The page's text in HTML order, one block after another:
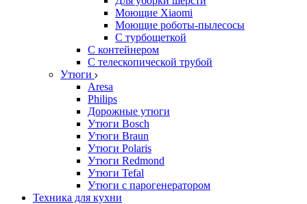
Моющие Xiaomi
Моющие роботы-пылесосы
С турбощеткой
С контейнером
С телескопической трубой
Утюги
Aresa
Philips
Дорожные утюги
Утюги Bosch
Утюги Braun
Утюги Polaris
Утюги Redmond
Утюги Tefal
Утюги с парогенератором
Техника для кухни